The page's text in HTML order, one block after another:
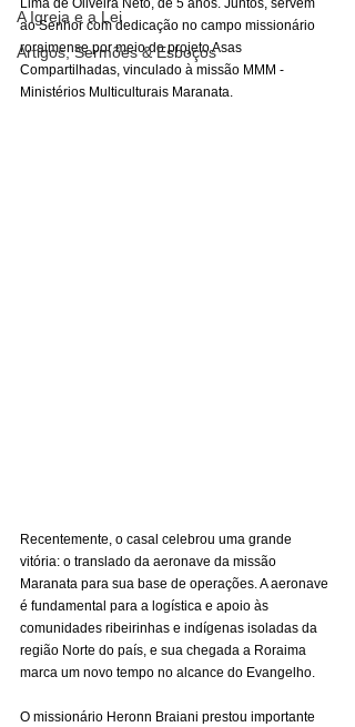
A Igreja e a Lei
Artigos, Sermões & Esboços
Lima de Oliveira Neto, de 5 anos. Juntos, servem
ao Senhor com dedicação no campo missionário
roraimense por meio do projeto Asas
Compartilhadas, vinculado à missão MMM -
Ministérios Multiculturais Maranata.
Recentemente, o casal celebrou uma grande
vitória: o translado da aeronave da missão
Maranata para sua base de operações. A aeronave
é fundamental para a logística e apoio às
comunidades ribeirinhas e indígenas isoladas da
região Norte do país, e sua chegada a Roraima
marca um novo tempo no alcance do Evangelho.
O missionário Heronn Braiani prestou importante